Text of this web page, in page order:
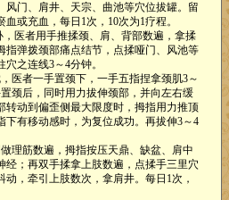
门、肩井、天宗、曲池等穴位拔罐。留
或充血，每日1次，10次为1疗程。
者用手推揉颈、肩、背部数遍，拿揉
指弹拨颈部痛点结节，点揉哑门、风池等
之连线3～4分钟。
者一手置颈下，一手五指捏拿颈肌3～
颈后，同时用力拔伸颈部，并向左右缓
转动到偏歪侧最大限度时，拇指用力推顶
下有移动感时，为复位成功。再拔伸3～4
筋数遍，拇指按压天鼎、缺盆、肩中
经；再双手揉拿上肢数遍，点揉手三里穴
，牵引上肢数次，拿肩井。每日1次，